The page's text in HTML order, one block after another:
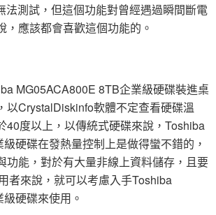
法測試，但這個功能對曾經遇過瞬間斷電
，應該都會喜歡這個功能的。
MG05ACA800E 8TB企業級硬碟裝進桌
以CrystalDiskinfo軟體不定查看硬碟溫
40度以上，以傳統式硬碟來說，Toshiba
硬碟在發熱量控制上是做得蠻不錯的，
功能，對於有大量非線上資料儲存，且要
者來說，就可以考慮入手Toshiba
硬碟來使用。